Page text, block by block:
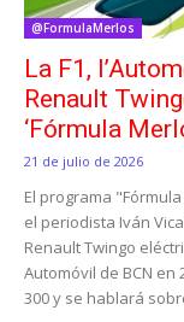
@FormulaMerlos
La F1,
Renault
‘Fórmula
21 de julio de 2026
El programa
el periodista Iván
Renault Twingo
Automóvil de BCN en
300 y se hablará